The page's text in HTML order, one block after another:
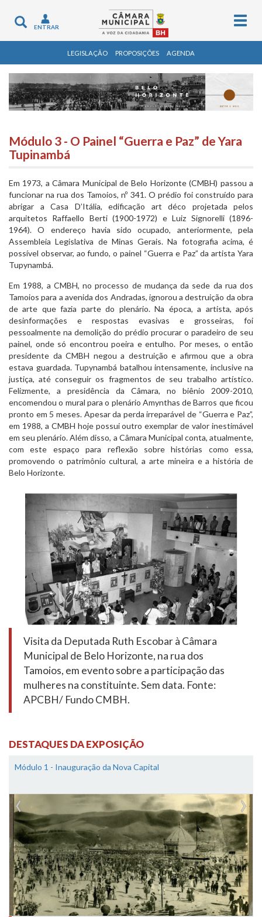
Toggle
navigation
ENTRAR
LEGISLAÇÃO PROPOSIÇÕES AGENDA
Módulo 3 - O Painel “Guerra e Paz” de Yara
Tupinambá
Em 1973, a Câmara Municipal de Belo Horizonte (CMBH) passou a
funcionar na rua dos Tamoios, nº 341. O prédio foi construído para
abrigar a Casa D’Itália, edificação art déco projetada pelos
arquitetos Raffaello Berti (1900-1972) e Luiz Signorelli (1896-
1964). O endereço havia sido ocupado, anteriormente, pela
Assembleia Legislativa de Minas Gerais. Na fotografia acima, é
possível observar, ao fundo, o painel “Guerra e Paz” da artista Yara
Tupynambá.
Em 1988, a CMBH, no processo de mudança da sede da rua dos
Tamoios para a avenida dos Andradas, ignorou a destruição da obra
de arte que fazia parte do plenário. Na época, a artista, após
desinformações e respostas evasivas e grosseiras, foi
pessoalmente na demolição do prédio procurar o paradeiro de seu
painel, onde só encontrou poeira e entulho. Por meses, o então
presidente da CMBH negou a destruição e afirmou que a obra
estava guardada. Tupynambá batalhou intensamente, inclusive na
justiça, até conseguir os fragmentos de seu trabalho artístico.
Felizmente, a presidência da Câmara, no biênio 2009-2010,
encomendou o mural para o plenário Amynthas de Barros que ficou
pronto em 5 meses. Apesar da perda irreparável de “Guerra e Paz”,
em 1988, a CMBH hoje possui outro exemplar de valor inestimável
em seu plenário. Além disso, a Câmara Municipal conta, atualmente,
com este espaço para reflexão sobre histórias como essa,
promovendo o patrimônio cultural, a arte mineira e a história de
Belo Horizonte.
Visita da Deputada Ruth Escobar à Câmara
Municipal de Belo Horizonte, na rua dos
Tamoios, em evento sobre a participação das
mulheres na constituinte. Sem data. Fonte:
APCBH/ Fundo CMBH.
DESTAQUES DA EXPOSIÇÃO
Módulo 1 - Inauguração da Nova Capital